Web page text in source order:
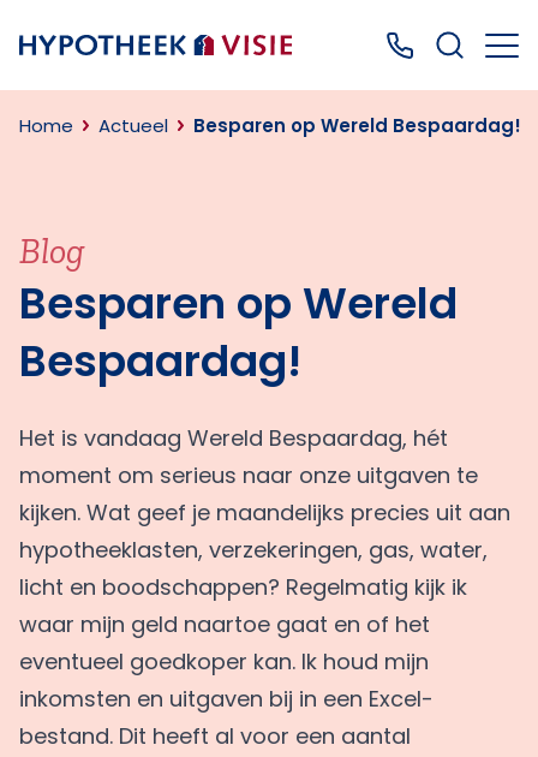
Terug naar home Bel ons: 0499
Home Actueel Besparen op Wereld Bespaardag!
Blog
Besparen op Wereld
Bespaardag!
Het is vandaag Wereld Bespaardag, hét
moment om serieus naar onze uitgaven te
kijken. Wat geef je maandelijks precies uit aan
hypotheeklasten, verzekeringen, gas, water,
licht en boodschappen? Regelmatig kijk ik
waar mijn geld naartoe gaat en of het
eventueel goedkoper kan. Ik houd mijn
inkomsten en uitgaven bij in een Excel-
bestand. Dit heeft al voor een aantal